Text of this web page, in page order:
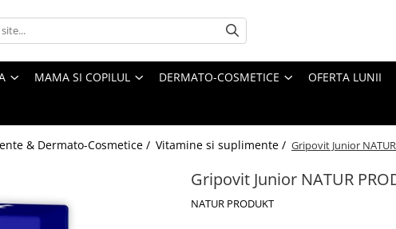
MAMA SI COPILUL DERMATO-COSMETICE OFERTA LUNII
& Dermato-Cosmetice / Vitamine si suplimente / Gripovit Junior
Gripovit Junior NATUR
NATUR PRODUKT